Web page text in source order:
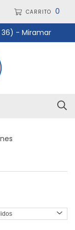
CARRITO 0
36) - Miramar